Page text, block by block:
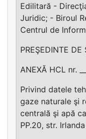
Edilitară -
Juridic; - Biroul
Centrul de
PREŞEDINTE DE
ANEXĂ HCL nr.
Privind datele
gaze naturale şi
centrală şi apă
PP.20, str.